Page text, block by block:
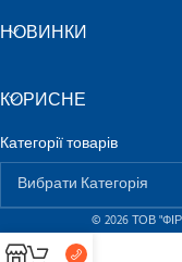
НОВИНКИ
КОРИСНЕ
Категорії товарів
© 2026 ТОВ